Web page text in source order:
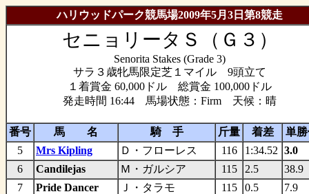
ハリウッドパーク競馬場2009年5月3日第8競走
セニョリータＳ（Ｇ３）
Senorita Stakes (Grade 3)
サラ３歳牝馬限定芝１マイル 9頭立て
１着賞金 60,000ドル 総賞金 100,000ドル
発走時間 16:44 馬場状態：Firm 天候：晴
番号 馬 名 騎 手 斤量 着差
単
5
Mrs Kipling Ｄ・フローレス 116 1:34.52 3.0
6
Candilejas Ｍ・ガルシア 115 2.5
38.9
7
Pride Dancer Ｊ・タラモ 115 0.5
7.9